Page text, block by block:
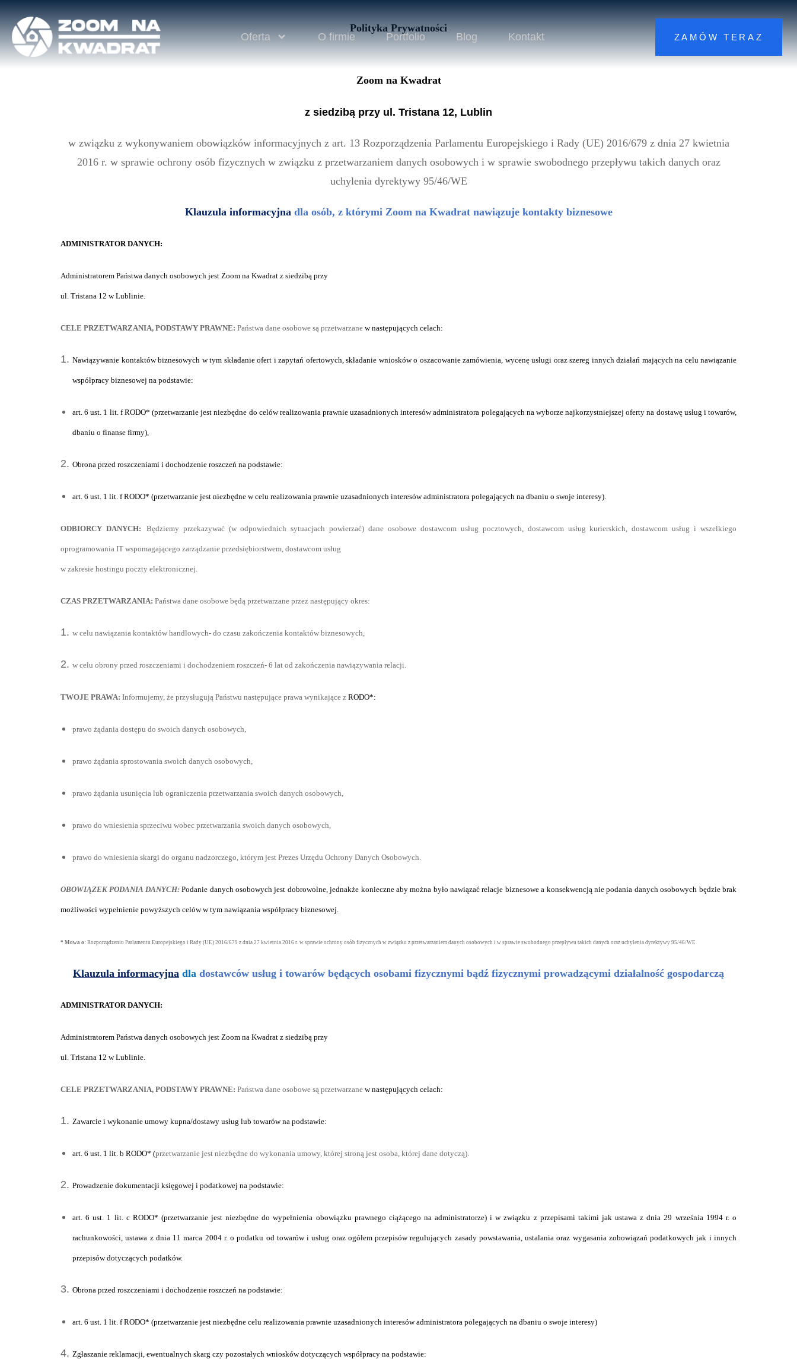
Oferta O firmie Portfolio Blog Kontakt ZAMÓW TERAZ
Polityka Prywatności
Zoom na Kwadrat
z siedzibą przy ul. Tristana 12, Lublin
w związku z wykonywaniem obowiązków informacyjnych z art. 13 Rozporządzenia Parlamentu Europejskiego i Rady (UE) 2016/679 z dnia 27 kwietnia
2016 r. w sprawie ochrony osób fizycznych w związku z przetwarzaniem danych osobowych i w sprawie swobodnego przepływu takich danych oraz
uchylenia dyrektywy 95/46/WE
Klauzula informacyjnadla osób, z którymi Zoom na Kwadrat nawiązuje kontakty biznesowe
ADMINISTRATOR DANYCH:
Administratorem Państwa danych osobowych jest Zoom na Kwadrat z siedzibą przy
ul. Tristana 12 w Lublinie.
CELE PRZETWARZANIA, PODSTAWY PRAWNE: Państwa dane osobowe są przetwarzane w następujących celach:
Nawiązywanie kontaktów biznesowych w tym składanie ofert i zapytań ofertowych, składanie wniosków o oszacowanie zamówienia, wycenę usługi oraz szereg innych działań mających na celu nawiązanie
współpracy biznesowej na podstawie:
art. 6 ust. 1 lit. f RODO* (przetwarzanie jest niezbędne do celów realizowania prawnie uzasadnionych interesów administratora polegających na wyborze najkorzystniejszej oferty na dostawę usług i towarów,
dbaniu o finanse firmy),
Obrona przed roszczeniami i dochodzenie roszczeń na podstawie:
art. 6 ust. 1 lit. f RODO* (przetwarzanie jest niezbędne w celu realizowania prawnie uzasadnionych interesów administratora polegających na dbaniu o swoje interesy).
ODBIORCY DANYCH: Będziemy przekazywać (w odpowiednich sytuacjach powierzać) dane osobowe dostawcom usług pocztowych, dostawcom usług kurierskich, dostawcom usług i wszelkiego
oprogramowania IT wspomagającego zarządzanie przedsiębiorstwem, dostawcom usług
w zakresie hostingu poczty elektronicznej.
CZAS PRZETWARZANIA: Państwa dane osobowe będą przetwarzane przez następujący okres:
w celu nawiązania kontaktów handlowych- do czasu zakończenia kontaktów biznesowych,
w celu obrony przed roszczeniami i dochodzeniem roszczeń- 6 lat od zakończenia nawiązywania relacji.
TWOJE PRAWA: Informujemy, że przysługują Państwu następujące prawa wynikające z RODO*:
prawo żądania dostępu do swoich danych osobowych,
prawo żądania sprostowania swoich danych osobowych,
prawo żądania usunięcia lub ograniczenia przetwarzania swoich danych osobowych,
prawo do wniesienia sprzeciwu wobec przetwarzania swoich danych osobowych,
prawo do wniesienia skargi do organu nadzorczego, którym jest Prezes Urzędu Ochrony Danych Osobowych.
OBOWIĄZEK PODANIA DANYCH:Podanie danych osobowych jest dobrowolne, jednakże konieczne aby można było nawiązać relacje biznesowe a konsekwencją nie podania danych osobowych będzie brak
możliwości wypełnienie powyższych celów w tym nawiązania współpracy biznesowej.
* Mowa o: Rozporządzeniu Parlamentu Europejskiego i Rady (UE) 2016/679 z dnia 27 kwietnia 2016 r. w sprawie ochrony osób fizycznych w związku z przetwarzaniem danych osobowych i w sprawie swobodnego przepływu takich danych oraz uchylenia dyrektywy 95/46/WE
Klauzula informacyjna dla dostawców usług i towarów będących osobami fizycznymi bądź fizycznymi prowadzącymi działalność gospodarczą
ADMINISTRATOR DANYCH:
Administratorem Państwa danych osobowych jest Zoom na Kwadrat z siedzibą przy
ul. Tristana 12 w Lublinie.
CELE PRZETWARZANIA, PODSTAWY PRAWNE: Państwa dane osobowe są przetwarzane w następujących celach:
Zawarcie i wykonanie umowy kupna/dostawy usług lub towarów na podstawie:
art. 6 ust. 1 lit. b RODO* (przetwarzanie jest niezbędne do wykonania umowy, której stroną jest osoba, której dane dotyczą).
Prowadzenie dokumentacji księgowej i podatkowej na podstawie:
art. 6 ust. 1 lit. c RODO* (przetwarzanie jest niezbędne do wypełnienia obowiązku prawnego ciążącego na administratorze) i w związku z przepisami takimi jak ustawa z dnia 29 września 1994 r. o
rachunkowości, ustawa z dnia 11 marca 2004 r. o podatku od towarów i usług oraz ogółem przepisów regulujących zasady powstawania, ustalania oraz wygasania zobowiązań podatkowych jak i innych
przepisów dotyczących podatków.
Obrona przed roszczeniami i dochodzenie roszczeń na podstawie:
art. 6 ust. 1 lit. f RODO* (przetwarzanie jest niezbędne celu realizowania prawnie uzasadnionych interesów administratora polegających na dbaniu o swoje interesy)
Zgłaszanie reklamacji, ewentualnych skarg czy pozostałych wniosków dotyczących współpracy na podstawie: